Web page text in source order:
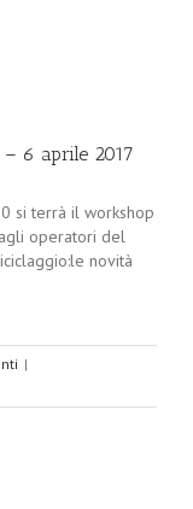
6 aprile 2017
si terrà il workshop
operatori del
novità
|